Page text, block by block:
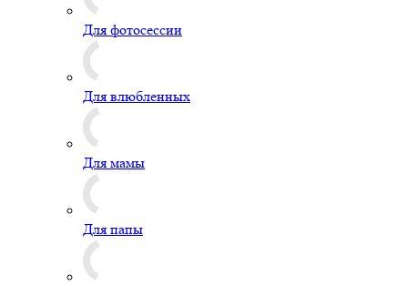
Для фотосессии
Для влюбленных
Для мамы
Для папы